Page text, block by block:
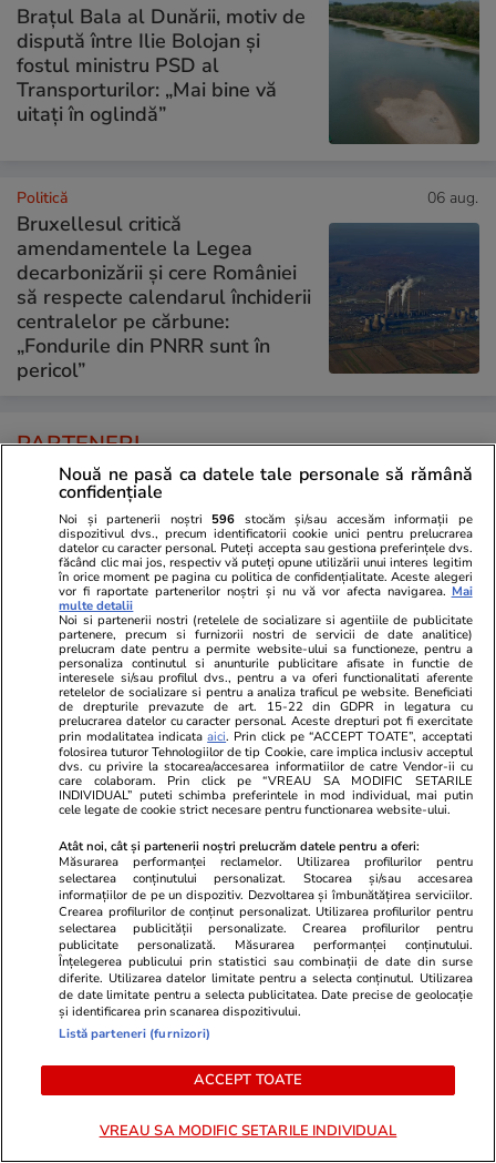
Brațul Bala al Dunării, motiv de
dispută între Ilie Bolojan și
fostul ministru PSD al
Transporturilor: „Mai bine vă
uitați în oglindă”
Politică 06 aug.
Bruxellesul critică
amendamentele la Legea
decarbonizării și cere României
să respecte calendarul închiderii
centralelor pe cărbune:
„Fondurile din PNRR sunt în
pericol”
PARTENERI
ZiaruldeIasi.ro
Motivul interesant pentru care o
elevă din rural cu o medie de top
la Evaluarea Națională a ales un
liceu tehnologic. „Este o
nebuloasă și pentru noi”
Fanatik.ro
De ce a
Analiza lui
‘Coelhinho’
făcut
ULTIMELE ȘTIRI
Lifestyle
După 30 de ani de conflicte cu soacra, o
femeie a câștigat disputa, iar mesajul transmis
Nouă ne pasă ca datele tale personale să rămână
confidențiale
Noi și partenerii noștri 596 stocăm și/sau accesăm informații pe
dispozitivul dvs., precum identificatorii cookie unici pentru prelucrarea
datelor cu caracter personal. Puteți accepta sau gestiona preferințele dvs.
făcând clic mai jos, respectiv vă puteți opune utilizării unui interes legitim
în orice moment pe pagina cu politica de confidențialitate. Aceste alegeri
vor fi raportate partenerilor noștri și nu vă vor afecta navigarea. Mai
multe detalii
Noi si partenerii nostri (retelele de socializare si agentiile de publicitate
partenere, precum si furnizorii nostri de servicii de date analitice)
prelucram date pentru a permite website-ului sa functioneze, pentru a
personaliza continutul si anunturile publicitare afisate in functie de
interesele si/sau profilul dvs., pentru a va oferi functionalitati aferente
retelelor de socializare si pentru a analiza traficul pe website. Beneficiati
de drepturile prevazute de art. 15-22 din GDPR in legatura cu
prelucrarea datelor cu caracter personal. Aceste drepturi pot fi exercitate
prin modalitatea indicataaici. Prin click pe “ACCEPT TOATE”, acceptati
folosirea tuturor Tehnologiilor de tip Cookie, care implica inclusiv acceptul
dvs. cu privire la stocarea/accesarea informatiilor de catre Vendor-ii cu
care colaboram. Prin click pe “VREAU SA MODIFIC SETARILE
INDIVIDUAL” puteti schimba preferintele in mod individual, mai putin
cele legate de cookie strict necesare pentru functionarea website-ului.
Atât noi, cât și partenerii noștri prelucrăm datele pentru a oferi:
Măsurarea performanței reclamelor. Utilizarea profilurilor pentru
selectarea conținutului personalizat. Stocarea și/sau accesarea
informațiilor de pe un dispozitiv. Dezvoltarea și îmbunătățirea serviciilor.
Crearea profilurilor de conținut personalizat. Utilizarea profilurilor pentru
selectarea publicității personalizate. Crearea profilurilor pentru
publicitate personalizată. Măsurarea performanței conținutului.
Înțelegerea publicului prin statistici sau combinații de date din surse
diferite. Utilizarea datelor limitate pentru a selecta conținutul. Utilizarea
de date limitate pentru a selecta publicitatea. Date precise de geolocație
și identificarea prin scanarea dispozitivului.
Listă parteneri (furnizori)
ACCEPT TOATE
VREAU SA MODIFIC SETARILE INDIVIDUAL